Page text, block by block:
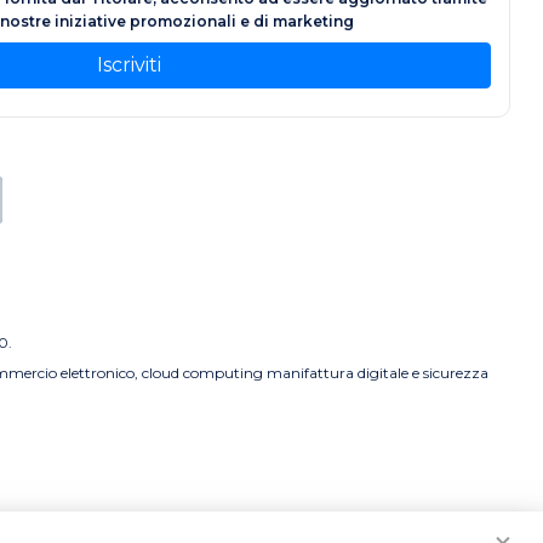
iniziative promozionali e di marketing
Iscriviti
elettronico, cloud computing manifattura digitale e sicurezza